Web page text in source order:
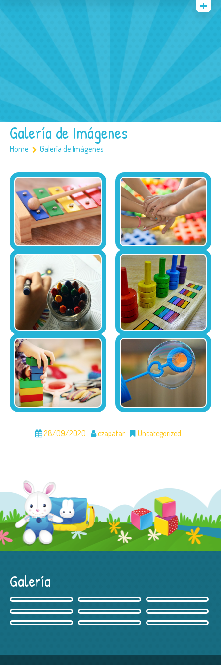
Quienes somos
Multimedia
Covid 19
Ubicación
Galería de Imágenes
Home Galería de Imágenes
28/09/2020 ezapatar Uncategorized
Galería